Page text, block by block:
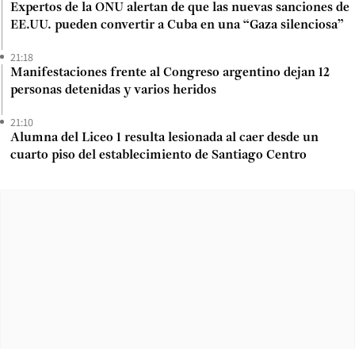
Expertos de la ONU alertan de que las nuevas sanciones de
EE.UU. pueden convertir a Cuba en una “Gaza silenciosa”
21:18
Manifestaciones frente al Congreso argentino dejan 12
personas detenidas y varios heridos
21:10
Alumna del Liceo 1 resulta lesionada al caer desde un
cuarto piso del establecimiento de Santiago Centro